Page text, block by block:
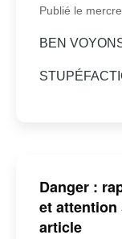
Publié le
BEN
Danger :
et attention
article